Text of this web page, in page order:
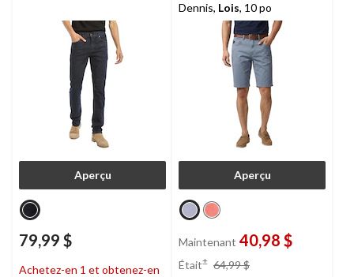
Aperçu
79,99 $
Achetez-en 1 et obtenez-en
Dennis, Lois, 10 po
Aperçu
Maintenant 40,98 $
Était± 64,99 $